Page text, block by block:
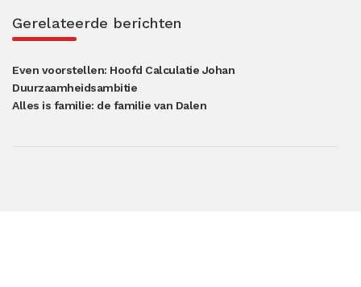
Gerelateerde berichten
Even voorstellen: Hoofd Calculatie Johan
Duurzaamheidsambitie
Alles is familie: de familie van Dalen